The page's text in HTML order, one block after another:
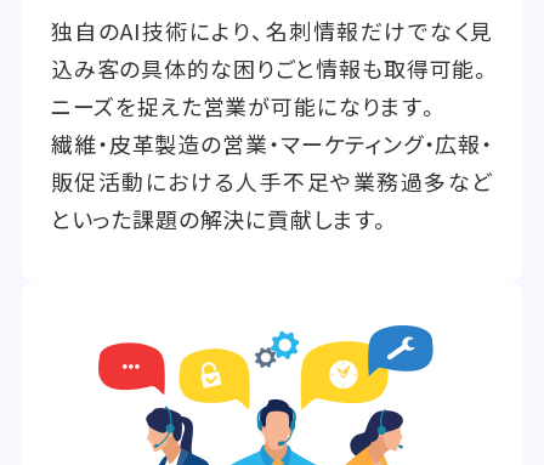
独自のAI技術により、名刺情報だけでなく見
込み客の具体的な困りごと情報も取得可能。
ニーズを捉えた営業が可能になります。
繊維・皮革製造の営業・マーケティング・広報・
販促活動における人手不足や業務過多など
といった課題の解決に貢献します。